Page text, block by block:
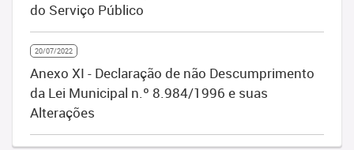
do Serviço Público
20/07/2022
Anexo XI - Declaração de não Descumprimento
da Lei Municipal n.º 8.984/1996 e suas
Alterações